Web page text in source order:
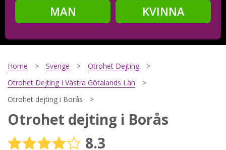
MAN
KVINNA
Steg2
Steg3
Din mailadress?
Home Sverige
Otrohet Dejting
Otrohet Dejting I Västra Götalands Län
Otrohet dejting i Borås
Otrohet dejting i Borås
8.3